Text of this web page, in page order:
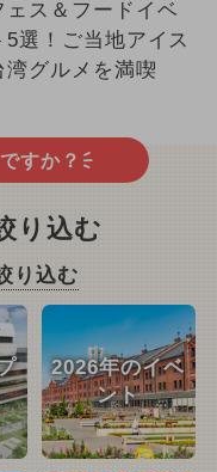
ェス＆フードイベ
5選！ご当地アイス
湾グルメを満喫
すか？
り込む
り込む
2026年のイベ
ント